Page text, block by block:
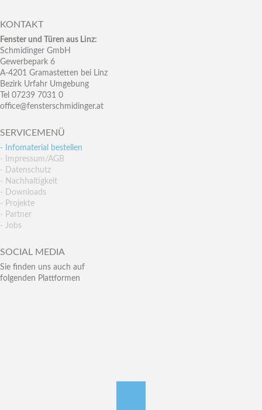
KONTAKT
Fenster und Türen aus Linz:
Schmidinger GmbH
Gewerbepark 6
A-4201 Gramastetten bei Linz
Bezirk Urfahr Umgebung
Tel 07239 7031 0
office@fensterschmidinger.at
SERVICEMENÜ
- Infomaterial bestellen
- Impressum/AGB
- Datenschutz
- Nachhaltigkeit
- Downloads
- Projekte
- Partner
- Jobs
SOCIAL MEDIA
Sie finden uns auch auf
folgenden Plattformen